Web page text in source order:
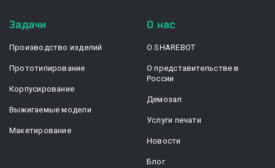
Задачи
Производство изделий
Прототипирование
Корпусирование
Выжигаемые модели
Макетирование
О нас
О SHAREBOT
О представительстве в
России
Демозал
Услуги печати
Новости
Блог